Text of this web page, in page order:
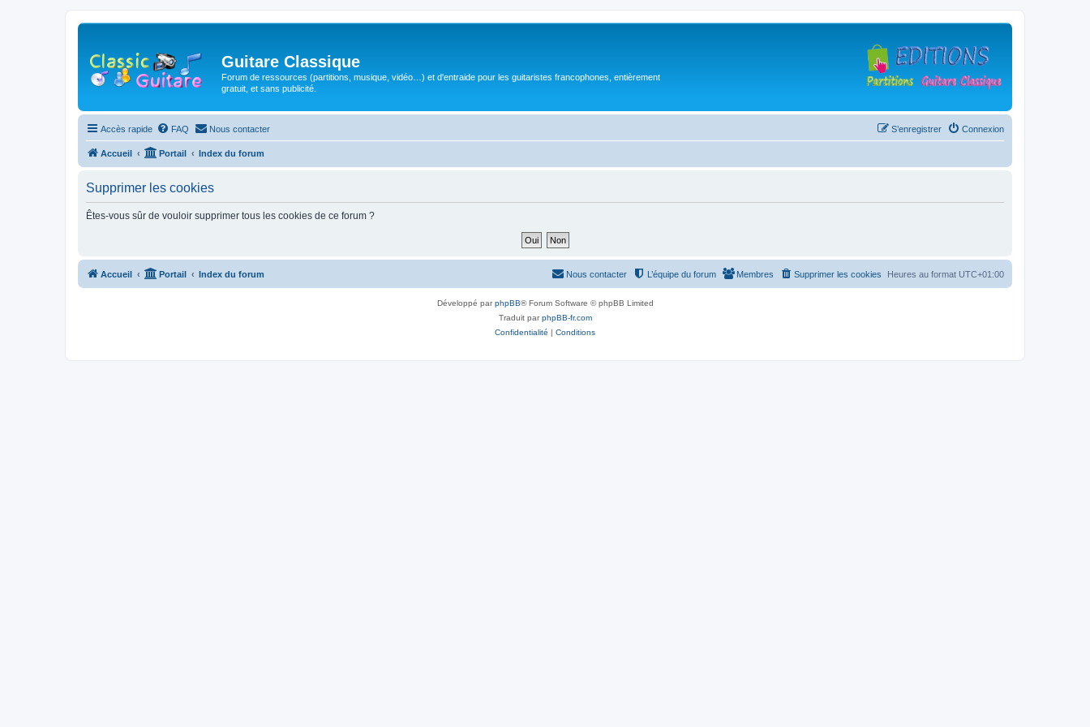
Guitare Classique
Forum de ressources (partitions, musique, vidéo…) et d'entraide pour les guitaristes francophones, entièrement
gratuit, et sans publicité.
Accès rapide FAQ Nous contacter Connexion
S’enregistrer
Accueil Portail Index du forum
Supprimer les cookies
Êtes-vous sûr de vouloir supprimer tous les cookies de ce forum ?
Accueil Portail Index du forum Heures au format UTC+01:00
Supprimer les cookies
Membres
L’équipe du forum
Nous contacter
Développé parphpBB® Forum Software © phpBB Limited
Traduit parphpBB-fr.com
Confidentialité | Conditions